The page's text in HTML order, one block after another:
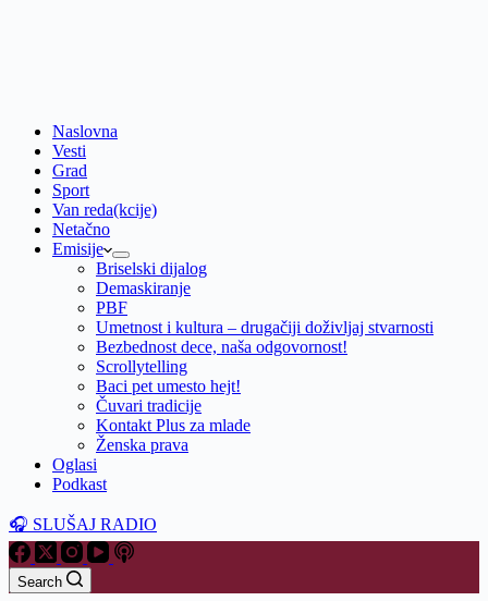
Naslovna
Vesti
Grad
Sport
Van reda(kcije)
Netačno
Emisije
Briselski dijalog
Demaskiranje
PBF
Umetnost i kultura – drugačiji doživljaj stvarnosti
Bezbednost dece, naša odgovornost!
Scrollytelling
Baci pet umesto hejt!
Čuvari tradicije
Kontakt Plus za mlade
Ženska prava
Oglasi
Podkast
🎧 SLUŠAJ RADIO
Search